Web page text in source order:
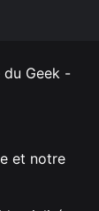
Geek -
et notre